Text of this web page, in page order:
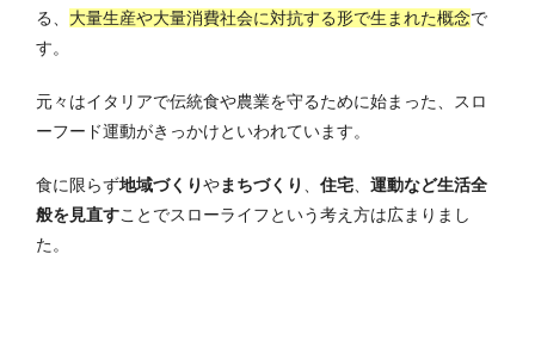
る、 大量生産や大量消費社会に対抗する形で生まれた概念で
す。
元々はイタリアで伝統食や農業を守るために始まった、スロ
ーフード運動がきっかけといわれています。
食に限らず地域づくりやまちづくり 、 住宅、 運動など生活全
般を見直すことでスローライフという考え方は広まりまし
た。